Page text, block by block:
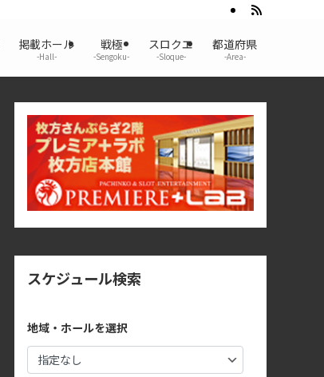
掲載ホール
-Hall-
戦極
-Sengoku-
スロクエ
-Sloque-
都道府県
-Area-
スケジュール検索
地域・ホールを選択